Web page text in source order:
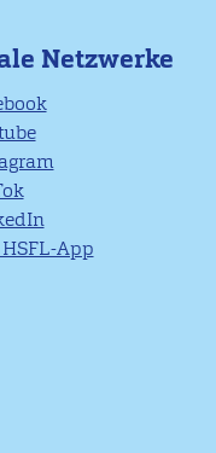
Netzwerke
App